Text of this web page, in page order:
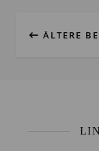
ÄLTERE